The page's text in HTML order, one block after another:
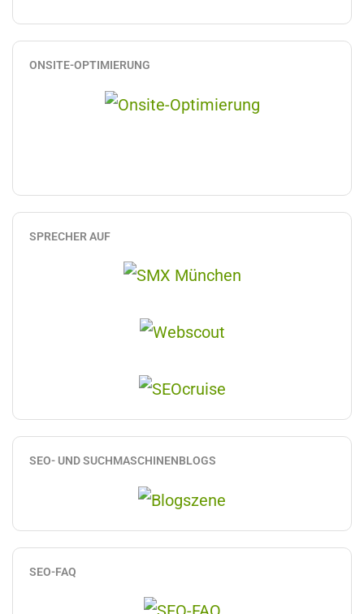
ONSITE-OPTIMIERUNG
SPRECHER AUF
SEO- UND SUCHMASCHINENBLOGS
SEO-FAQ